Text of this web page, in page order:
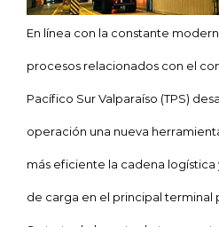
En línea con la constante
procesos relacionados con el
Pacífico Sur Valparaíso (TPS)
operación una nueva
más eficiente la cadena logística
de carga en el principal terminal